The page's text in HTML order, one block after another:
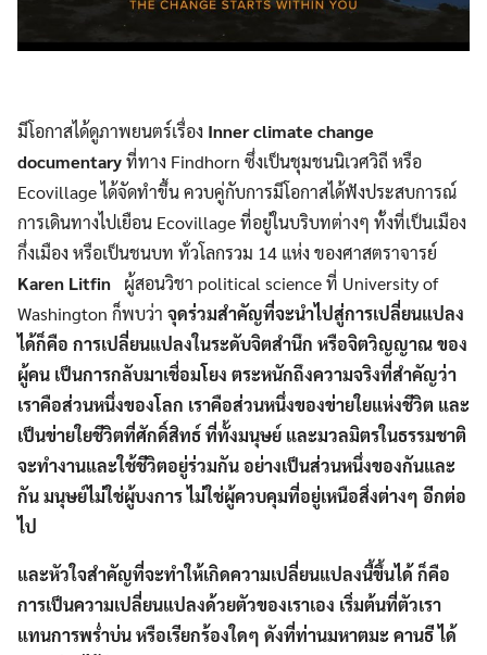
มีโอกาสได้ดูภาพยนตร์เรื่อง Inner climate change
documentaryที่ทาง Findhorn ซึ่งเป็นชุมชนนิเวศวิถี หรือ
Ecovillage ได้จัดทำขึ้น ควบคู่กับการมีโอกาสได้ฟังประสบการณ์
การเดินทางไปเยือน Ecovillage ที่อยู่ในบริบทต่างๆ ทั้งที่เป็นเมือง
กึ่งเมือง หรือเป็นชนบท ทั่วโลกรวม 14 แห่ง ของศาสตราจารย์
Karen Litfin ผู้สอนวิชา political science ที่ University of
Washington ก็พบว่า จุดร่วมสำคัญที่จะนำไปสู่การเปลี่ยนแปลง
ได้ก็คือ การเปลี่ยนแปลงในระดับจิตสำนึก หรือจิตวิญญาณ ของ
ผู้คน เป็นการกลับมาเชื่อมโยง ตระหนักถึงความจริงที่สำคัญว่า
เราคือส่วนหนึ่งของโลก เราคือส่วนหนึ่งของข่ายใยแห่งชีวิต และ
เป็นข่ายใยชีวิตที่ศักดิ์สิทธ์ ที่ทั้งมนุษย์ และมวลมิตรในธรรมชาติ
จะทำงานและใช้ชีวิตอยู่ร่วมกัน อย่างเป็นส่วนหนึ่งของกันและ
กัน มนุษย์ไม่ใช่ผู้บงการ ไม่ใช่ผู้ควบคุมที่อยู่เหนือสิ่งต่างๆ อีกต่อ
ไป
และหัวใจสำคัญที่จะทำให้เกิดความเปลี่ยนแปลงนี้ขึ้นได้ ก็คือ
การเป็นความเปลี่ยนแปลงด้วยตัวของเราเอง เริ่มต้นที่ตัวเรา
แทนการพร่ำบ่น หรือเรียกร้องใดๆ ดังที่ท่านมหาตมะ คานธี ได้